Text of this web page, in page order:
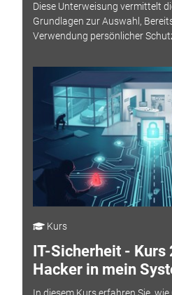
Diese Unterweisung vermittelt
Grundlagen zur Auswahl,
Verwendung persönlicher
Kurs
IT-Sicherheit - Kurs
Hacker in mein